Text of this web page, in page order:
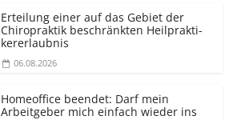
Erteilung einer auf das Gebiet der
Chiropraktik beschränkten Heilprakti­
kererlaubnis
06.08.2026
Homeoffice beendet: Darf mein
Arbeitgeber mich einfach wieder ins